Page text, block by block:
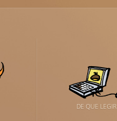
DE QUE LEGIR